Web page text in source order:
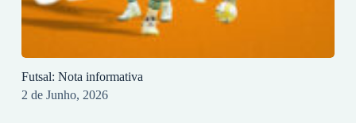
Futsal: Nota informativa
2 de Junho, 2026